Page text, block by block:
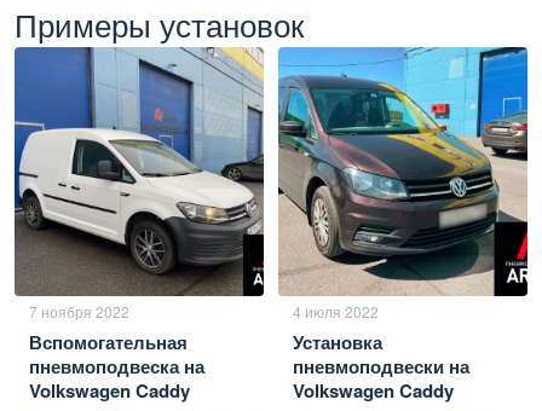
Примеры установок
7 ноября 2022
Вспомогательная
пневмоподвеска на
Volkswagen Caddy
4 июля 2022
Установка
пневмоподвески на
Volkswagen Caddy